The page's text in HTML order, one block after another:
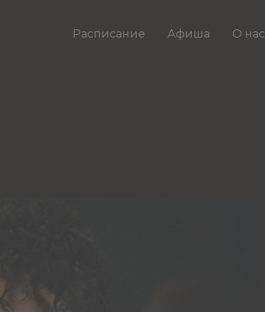
Расписание Афиша О нас